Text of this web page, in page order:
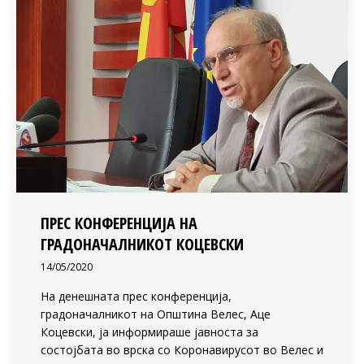
ПРЕС КОНФЕРЕНЦИЈА НА
ГРАДОНАЧАЛНИКОТ КОЦЕВСКИ
14/05/2020
На денешната прес конференција,
градоначалникот на Општина Велес, Аце
Коцевски, ја информираше јавноста за
состојбата во врска со Коронавирусот во Велес и